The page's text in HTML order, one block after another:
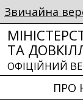
Звичайна
ТА
ОФІЦІЙНИЙ
ПРО